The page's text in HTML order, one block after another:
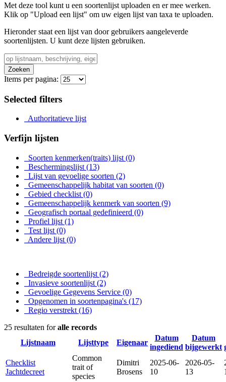
Met deze tool kunt u een soortenlijst uploaden en er mee werken.
Klik op "Upload een lijst" om uw eigen lijst van taxa te uploaden.
Hieronder staat een lijst van door gebruikers aangeleverde
soortenlijsten. U kunt deze lijsten gebruiken.
Zoeken
Items per pagina:
Selected filters
Authoritatieve lijst
Verfijn lijsten
Soorten kenmerken(traits) lijst (0)
Beschermingslijst (13)
Lijst van gevoelige soorten (2)
Gemeenschappelijk habitat van soorten (0)
Gebied checklist (0)
Gemeenschappelijk kenmerk van soorten (9)
Geografisch portaal gedefinieerd (0)
Profiel lijst (1)
Test lijst (0)
Andere lijst (0)
Bedreigde soortenlijst (2)
Invasieve soortenlijst (2)
Gevoelige Gegevens Service (0)
Opgenomen in soortenpagina's (17)
Regio verstrekt (16)
25 resultaten foralle records
Lijstnaam
Lijsttype Eigenaar
Datum
ingediend
Datum
bijgewerkt
Checklist
Jachtdecreet
Common
trait of
species
Dimitri
Brosens
2025-06-
10
2026-05-
13